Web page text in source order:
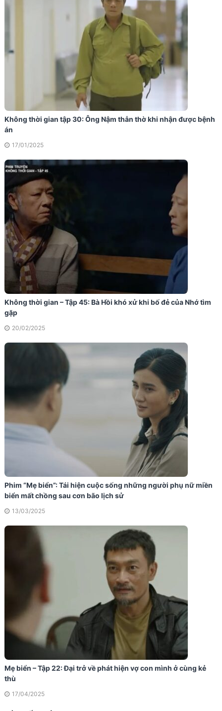
Không thời gian tập 30: Ông Nậm thẫn thờ khi nhận được bệnh
án
17/01/2025
Không thời gian – Tập 45: Bà Hồi khó xử khi bố đẻ của Nhớ tìm
gặp
20/02/2025
Phim “Mẹ biển”: Tái hiện cuộc sống những người phụ nữ miền
biển mất chồng sau cơn bão lịch sử
13/03/2025
Mẹ biển – Tập 22: Đại trở về phát hiện vợ con mình ở cùng kẻ
thù
17/04/2025